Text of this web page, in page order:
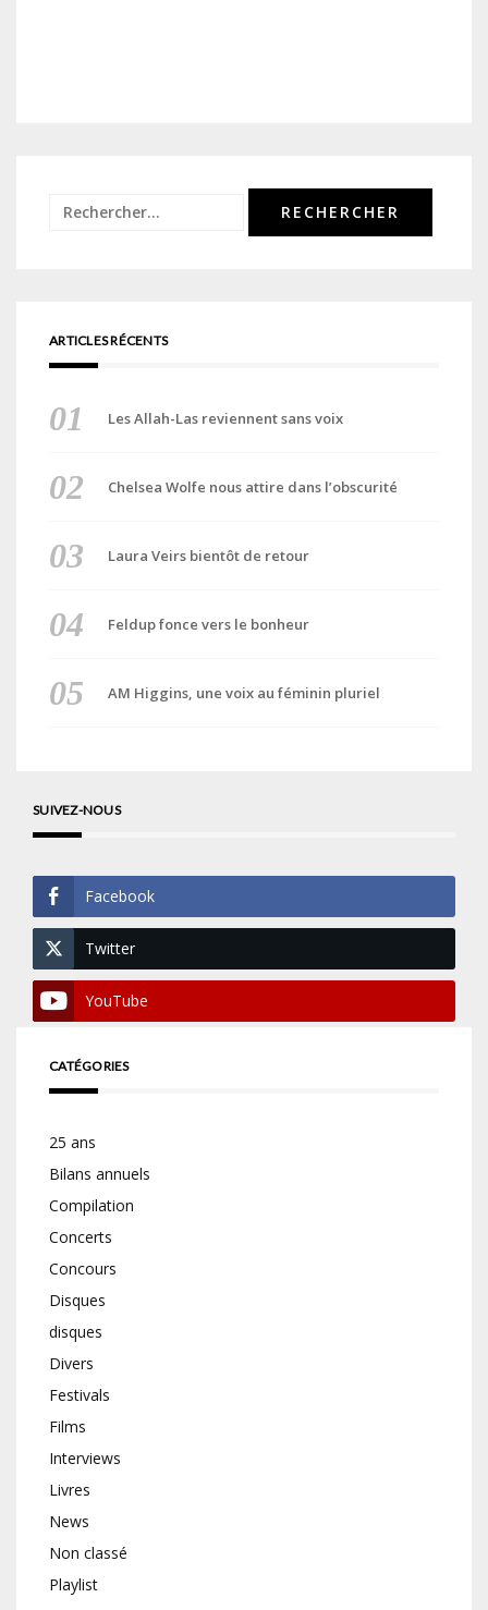
Rechercher :
ARTICLES RÉCENTS
Les Allah-Las reviennent sans voix
Chelsea Wolfe nous attire dans l’obscurité
Laura Veirs bientôt de retour
Feldup fonce vers le bonheur
AM Higgins, une voix au féminin pluriel
SUIVEZ-NOUS
Facebook
Twitter
YouTube
CATÉGORIES
25 ans
Bilans annuels
Compilation
Concerts
Concours
Disques
disques
Divers
Festivals
Films
Interviews
Livres
News
Non classé
Playlist